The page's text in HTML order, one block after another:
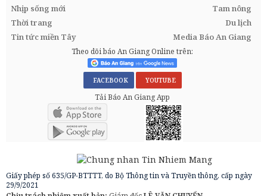
Nhịp sống mới
Tam nông
Thời trang
Du lịch
Tin tức miền Tây
Media Báo An Giang
Theo dõi báo An Giang Online trên:
FACEBOOK YOUTUBE
Tải Báo An Giang App
Giấy phép số 635/GP-BTTTT, do Bộ Thông tin và Truyền thông, cấp ngày
29/9/2021